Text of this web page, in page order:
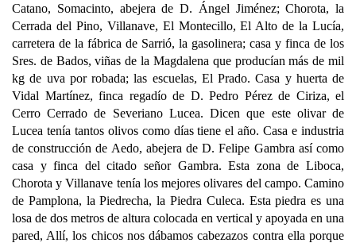
Catano, Somacinto, abejera de D. Ángel Jiménez; Chorota, la
Cerrada del Pino, Villanave, El Montecillo, El Alto de la Lucía,
carretera de la fábrica de Sarrió, la gasolinera; casa y finca de los
Sres. de Bados, viñas de la Magdalena que producían más de mil
kg de uva por robada; las escuelas, El Prado. Casa y huerta de
Vidal Martínez, finca regadío de D. Pedro Pérez de Ciriza, el
Cerro Cerrado de Severiano Lucea. Dicen que este olivar de
Lucea tenía tantos olivos como días tiene el año. Casa e industria
de construcción de Aedo, abejera de D. Felipe Gambra así como
casa y finca del citado señor Gambra. Esta zona de Liboca,
Chorota y Villanave tenía los mejores olivares del campo. Camino
de Pamplona, la Piedrecha, la Piedra Culeca. Esta piedra es una
losa de dos metros de altura colocada en vertical y apoyada en una
pared, Allí, los chicos nos dábamos cabezazos contra ella porque